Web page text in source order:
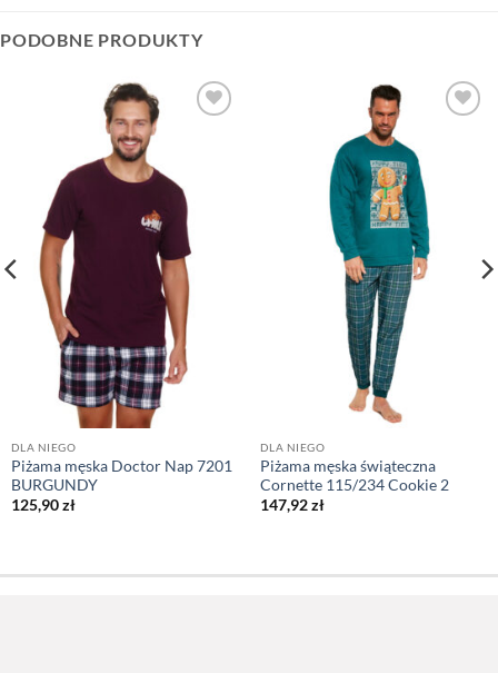
PODOBNE PRODUKTY
DLA NIEGO
Piżama męska Doctor Nap 7201
BURGUNDY
125,90zł
DLA NIEGO
Piżama męska świąteczna
Cornette 115/234 Cookie 2
147,92zł